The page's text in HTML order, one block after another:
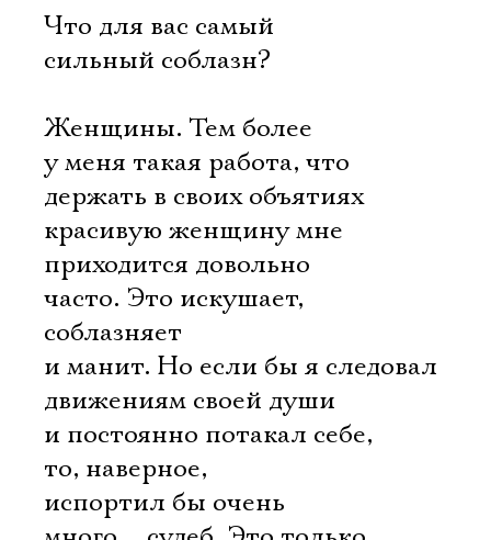
Что для вас самый
сильный соблазн?
Женщины. Тем более
у меня такая работа, что
держать в своих объятиях
красивую женщину мне
приходится довольно
часто. Это искушает,
соблазняет
и манит. Но если бы я следовал
движениям своей души
и постоянно потакал себе,
то, наверное,
испортил бы очень